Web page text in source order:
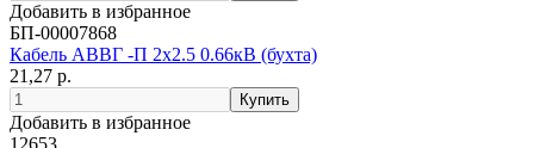
Добавить в избранное
БП-00007868
Кабель АВВГ -П 2х2.5 0.66кВ (бухта)
21,27 р.
Добавить в избранное